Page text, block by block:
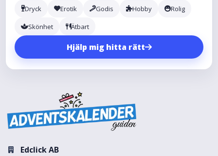
Dryck Erotik Godis Hobby Rolig
Skönhet Ätbart
Hjälp mig hitta rätt
Edclick AB